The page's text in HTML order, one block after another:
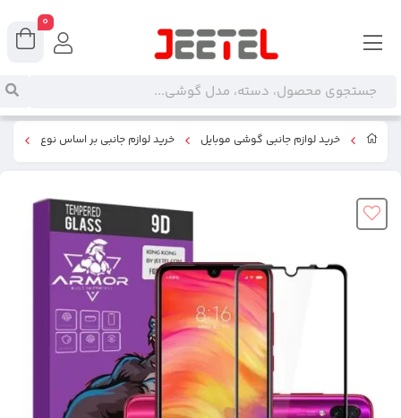
خرید لوازم جانبی گوشی موبایل خرید لوازم جانبی بر اساس نوع
0